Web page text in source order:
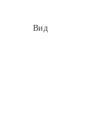
Вид